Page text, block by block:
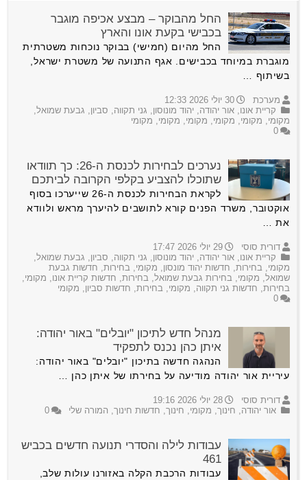
החל מהבוקר – מבצע אכיפה מוגבר
בכבישי בקעת אונו והארץ
החל מהיום (חמישי) בבוקר נוכחות משטרתית
מוגברת במיוחד בכבישים. אגף התנועה של משטרת ישראל,
בשיתוף …
מערכת
30 יולי 2026 12:33
קריית אונו, אור יהודה, יהוד מונוסון, גני תקווה, סביון, גבעת שמואל,
מקומי, מקומי, מקומי, מקומי, מקומי, מקומי
0
נערכים לבחירות לכנסת ה-26: כך תוודאו
שתוכלו להצביע בקלפי הקרובה לביתכם
לקראת הבחירות לכנסת ה-26 שייערכו בסוף
אוקטובר, משרד הפנים קורא לתושבים להיערך מראש ולוודא
את …
דורית סוסי
29 יולי 2026 17:47
קריית אונו, אור יהודה, יהוד מונוסון, גני תקווה, סביון, גבעת שמואל,
מקומי, בחירות, חדשות יהוד מונסון, מקומי, בחירות, חדשות גבעת
שמואל, מקומי, בחירות גבעת שמואל, בחירות, חדשות קריית אונו, מקומי,
בחירות, חדשות גני תקווה, מקומי, בחירות, חדשות סביון, מקומי
0
מנהל חדש לתיכון "יובלים" באור יהודה:
איתן כהן נכנס לתפקיד
הנהגה חדשה בתיכון "יובלים" באור יהודה:
עיריית אור יהודה מודיעה על בחירתו של איתן כהן …
דורית סוסי
28 יולי 2026 19:16
אור יהודה, חינוך, מקומי, חינוך, חדשות חינוך, המורה שלי 0
עבודות לילה והסדרי תנועה חדשים בכביש
461
עבודות הרכבת הקלה באזורנו עולות שלב,